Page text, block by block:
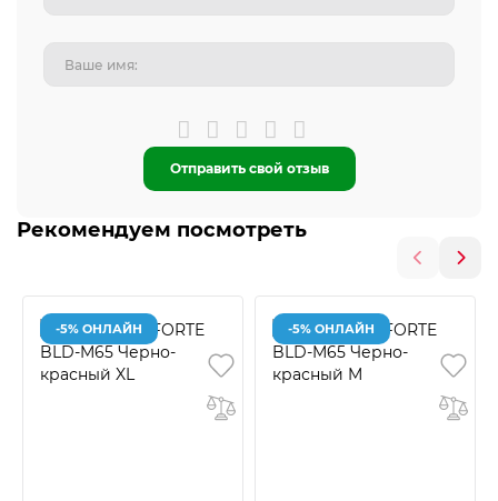
Отправить свой отзыв
Рекомендуем посмотреть
-5% ОНЛАЙН -5% ОНЛАЙН